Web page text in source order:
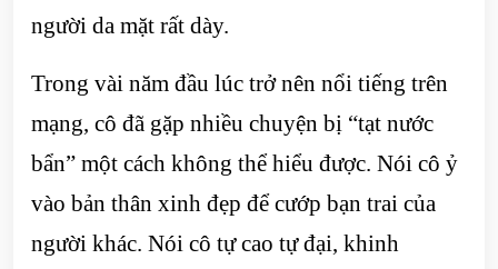
người da mặt rất dày.
Trong vài năm đầu lúc trở nên nổi tiếng trên
mạng, cô đã gặp nhiều chuyện bị “tạt nước
bẩn” một cách không thể hiểu được. Nói cô ỷ
vào bản thân xinh đẹp để cướp bạn trai của
người khác. Nói cô tự cao tự đại, khinh